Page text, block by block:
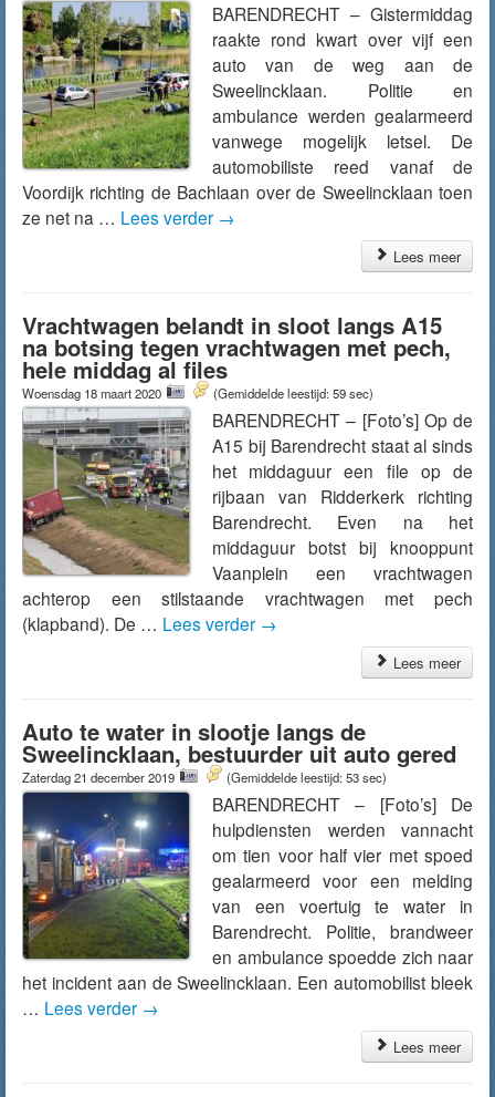
BARENDRECHT – Gistermiddag
raakte rond kwart over vijf een
auto van de weg aan de
Sweelincklaan. Politie en
ambulance werden gealarmeerd
vanwege mogelijk letsel. De
automobiliste reed vanaf de
Voordijk richting de Bachlaan over de Sweelincklaan toen
ze net na … Lees verder →
Lees meer
Vrachtwagen belandt in sloot langs A15
na botsing tegen vrachtwagen met pech,
hele middag al files
Woensdag 18 maart 2020 (Gemiddelde leestijd: 59 sec)
BARENDRECHT – [Foto’s] Op de
A15 bij Barendrecht staat al sinds
het middaguur een file op de
rijbaan van Ridderkerk richting
Barendrecht. Even na het
middaguur botst bij knooppunt
Vaanplein een vrachtwagen
achterop een stilstaande vrachtwagen met pech
(klapband). De … Lees verder →
Lees meer
Auto te water in slootje langs de
Sweelincklaan, bestuurder uit auto gered
Zaterdag 21 december 2019 (Gemiddelde leestijd: 53 sec)
BARENDRECHT – [Foto’s] De
hulpdiensten werden vannacht
om tien voor half vier met spoed
gealarmeerd voor een melding
van een voertuig te water in
Barendrecht. Politie, brandweer
en ambulance spoedde zich naar
het incident aan de Sweelincklaan. Een automobilist bleek
… Lees verder →
Lees meer